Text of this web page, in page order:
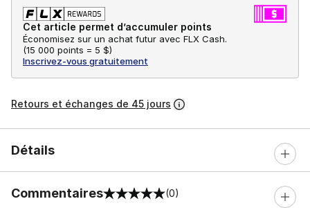
Cet article permet d’accumuler points
Économisez sur un achat futur avec FLX Cash.
(15 000 points = 5 $)
Inscrivez-vous gratuitement
Retours et échanges de 45 jours
Détails
Commentaires
0 sur 5 notes (0)